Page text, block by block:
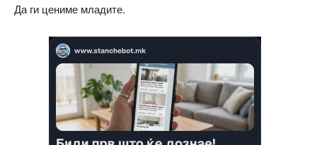
Да ги цениме младите.